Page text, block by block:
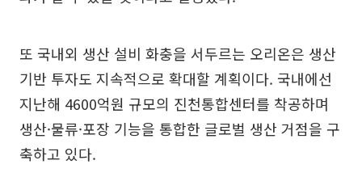
또 국내외 생산 설비 화충을 서두르는 오리온은 생산
기반 투자도 지속적으로 확대할 계획이다. 국내에선
지난해 4600억원 규모의 진천통합센터를 착공하며
생산·물류·포장 기능을 통합한 글로벌 생산 거점을 구
축하고 있다.